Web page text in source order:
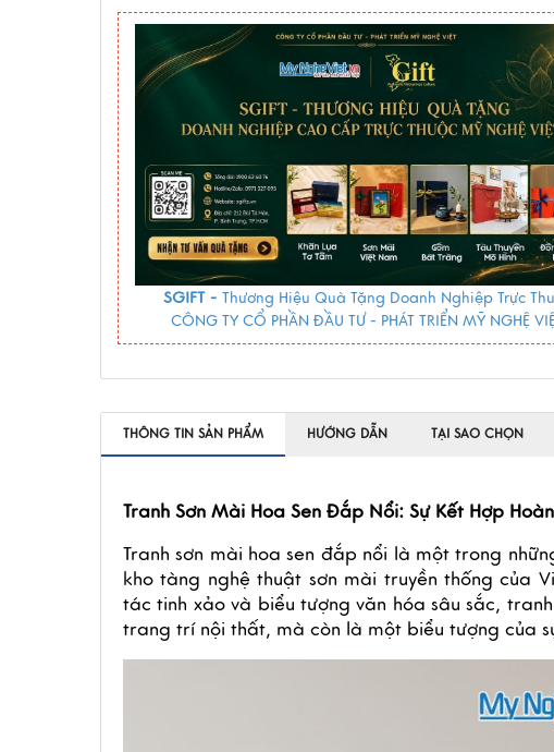
SGIFT - Thương Hiệu Quà Tặng Doanh Nghiệp Trực
CÔNG TY CỔ PHẦN ĐẦU TƯ - PHÁT TRIỂN MỸ NGHỆ
THÔNG TIN SẢN PHẨM HƯỚNG DẪN TẠI SAO CHỌN
Tranh Sơn Mài Hoa Sen Đắp Nổi: Sự Kết Hợp
Tranh sơn mài hoa sen đắp nổi là một trong
kho tàng nghệ thuật sơn mài truyền thống của
tác tinh xảo và biểu tượng văn hóa sâu sắc,
trang trí nội thất, mà còn là một biểu tượng của